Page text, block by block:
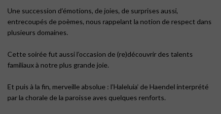
Une succession d’émotions, de joies, de surprises aussi,
entrecoupés de poèmes, nous rappelant la notion de respect dans
plusieurs domaines.
Cette soirée fut aussi l’occasion de (re)découvrir des talents
familiaux à notre plus grande joie.
Et puis à la fin, merveille absolue : l’Haleluia’ de Haendel interprété
par la chorale de la paroisse aves quelques renforts.